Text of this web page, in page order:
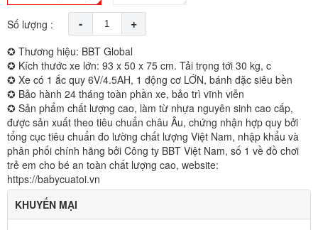
Số lượng : - +
✪ Thương hiệu: BBT Global
✪ Kích thước xe lớn: 93 x 50 x 75 cm. Tải trọng tới 30 kg, c
✪ Xe có 1 ắc quy 6V/4.5AH, 1 động cơ LỚN, bánh đặc siêu bền
✪ Bảo hành 24 tháng toàn phần xe, bảo trì vĩnh viễn
✪ Sản phẩm chất lượng cao, làm từ nhựa nguyên sinh cao cấp,
được sản xuất theo tiêu chuẩn châu Âu, chứng nhận hợp quy bởi
tổng cục tiêu chuẩn đo lường chất lượng Việt Nam, nhập khẩu và
phân phối chính hãng bởi Công ty BBT Việt Nam, số 1 về đồ chơi
trẻ em cho bé an toàn chất lượng cao, website:
https://babycuatoi.vn
KHUYẾN MẠI